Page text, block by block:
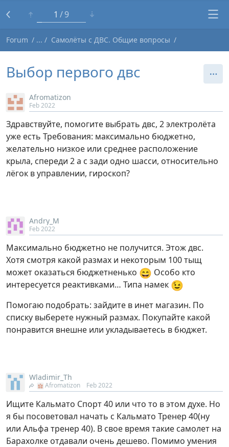
1 9
Forum Самолёты с ДВС. Общие вопросы
Выбор первого двс
Afromatizon
Feb 2022
Здравствуйте, помогите выбрать двс, 2 электролёта
уже есть Требования: максимально бюджетно,
желательно низкое или среднее расположение
крыла, спереди 2 а с зади одно шасси, относительно
лёгок в управлении, гироскоп?
Andry_M
Feb 2022
Максимально бюджетно не получится. Этож двс.
Хотя смотря какой размах и некоторым 100 тыщ
может оказаться бюджетненько 😄 Особо кто
интересуется реактивками… Типа намек 😉
Помогаю подобрать: зайдите в инет магазин. По
списку выберете нужный размах. Покупайте какой
понравится внешне или укладываетесь в бюджет.
Wladimir_Th
Afromatizon Feb 2022
Ищите Кальмато Спорт 40 или что то в этом духе. Но
я бы посоветовал начать с Кальмато Тренер 40(ну
или Альфа тренер 40). В свое время такие самолет на
Барахолке отдавали очень дешево. Помимо умения